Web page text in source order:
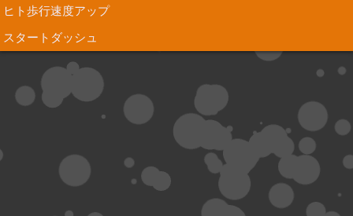
ヒト歩行速度アップ
スタートダッシュ